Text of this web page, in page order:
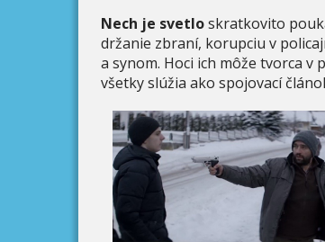
Nech je svetloskratkovito
držanie zbraní, korupciu v
a synom. Hoci ich môže tvorca
všetky slúžia ako spojovací